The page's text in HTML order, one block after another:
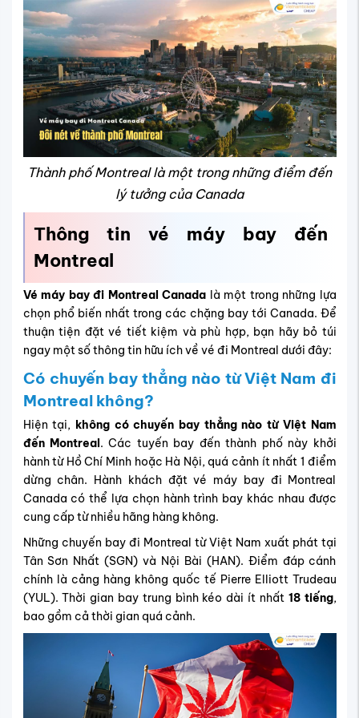
​Thành phố Montreal là một trong những điểm đến
lý tưởng của Canada
Thông tin vé máy bay đến
Montreal
Vé máy bay đi Montreal Canada là một trong những lựa
chọn phổ biến nhất trong các chặng bay tới Canada. Để
thuận tiện đặt vé tiết kiệm và phù hợp, bạn hãy bỏ túi
ngay một số thông tin hữu ích về vé đi Montreal dưới đây:
Có chuyến bay thẳng nào từ Việt Nam đi
Montreal không?
Hiện tại, không có chuyến bay thẳng nào từ Việt Nam
đến Montreal. Các tuyến bay đến thành phố này khởi
hành từ Hồ Chí Minh hoặc Hà Nội, quá cảnh ít nhất 1 điểm
dừng chân. Hành khách đặt vé máy bay đi Montreal
Canada có thể lựa chọn hành trình bay khác nhau được
cung cấp từ nhiều hãng hàng không.
Những chuyến bay đi Montreal từ Việt Nam xuất phát tại
Tân Sơn Nhất (SGN) và Nội Bài (HAN). Điểm đáp cánh
chính là cảng hàng không quốc tế Pierre Elliott Trudeau
(YUL). Thời gian bay trung bình kéo dài ít nhất 18 tiếng,
bao gồm cả thời gian quá cảnh.